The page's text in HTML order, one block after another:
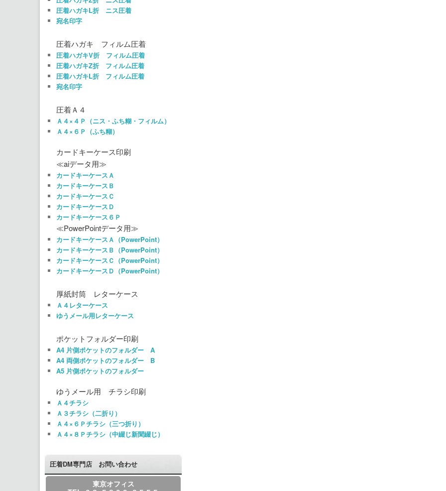
圧着ハガキL折 ニス圧着
宛名印字
圧着ハガキ フィルム圧着
圧着ハガキV折 フィルム圧着
圧着ハガキZ折 フィルム圧着
圧着ハガキL折 フィルム圧着
宛名印字
圧着Ａ４
Ａ４×４Ｐ（ニス・ふち糊・フィルム）
Ａ４×６Ｐ（ふち糊）
カードキーケース印刷
≪aiデータ用≫
カードキーケースＡ
カードキーケースＢ
カードキーケースＣ
カードキーケースＤ
カードキーケース６Ｐ
≪PowerPointデータ用≫
カードキーケースＡ（PowerPoint）
カードキーケースＢ（PowerPoint）
カードキーケースＣ（PowerPoint）
カードキーケースＤ（PowerPoint）
厚紙封筒 レターケース
Ａ４レターケース
ゆうメール用レターケース
ポケットフォルダー印刷
A4 片側ポケットのフォルダー A
A4 両側ポケットのフォルダー B
A5 片側ポケットのフォルダー
ゆうメール用 チラシ印刷
Ａ４チラシ
Ａ３チラシ（二折り）
Ａ４×６Ｐチラシ（三つ折り）
Ａ４×８Ｐチラシ（中綴じ新聞綴じ）
圧着DM専門店 お問い合わせ
東京オフィス